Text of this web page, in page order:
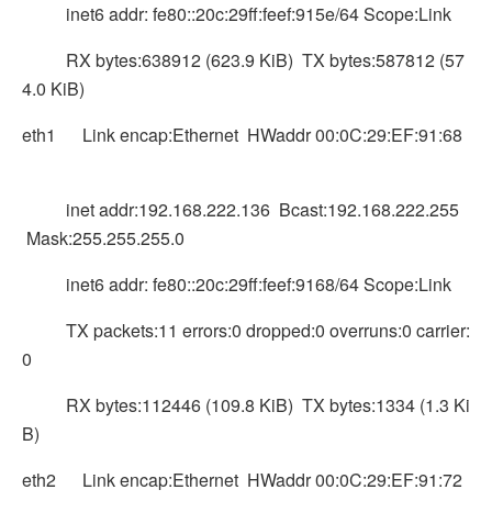
inet6 addr: fe80::20c:29ff:feef:915e/64 Scope:Link
RX bytes:638912 (623.9 KiB) TX bytes:587812 (57
4.0 KiB)
eth1 Link encap:Ethernet HWaddr 00:0C:29:EF:91:68
inet addr:192.168.222.136 Bcast:192.168.222.255
Mask:255.255.255.0
inet6 addr: fe80::20c:29ff:feef:9168/64 Scope:Link
TX packets:11 errors:0 dropped:0 overruns:0 carrier:
0
RX bytes:112446 (109.8 KiB) TX bytes:1334 (1.3 Ki
B)
eth2 Link encap:Ethernet HWaddr 00:0C:29:EF:91:72